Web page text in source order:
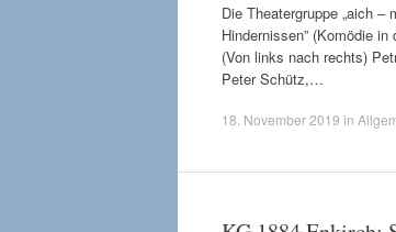
Die Theatergruppe „aich –
Hindernissen” (Komödie
(Von links nach rechts)
Peter Schütz,…
18. November 2019 in